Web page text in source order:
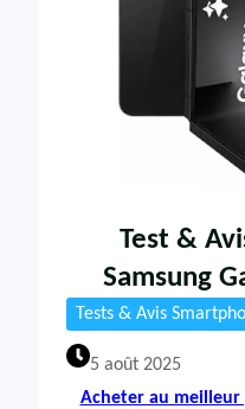
Test &
Samsung
Tests & Avis
5 août 2025
Acheter au meilleur